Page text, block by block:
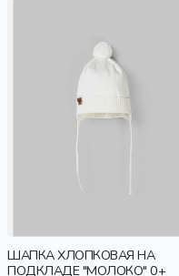
ШАПКА ХЛОПКОВАЯ НА
ПОДКЛАДЕ "МОЛОКО" 0+